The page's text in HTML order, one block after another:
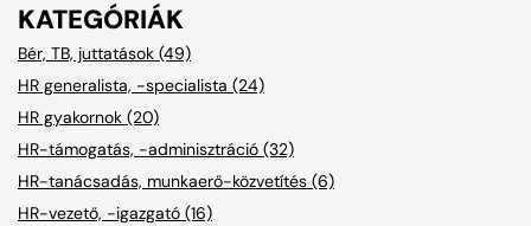
KATEGÓRIÁK
Bér, TB, juttatások (49)
HR generalista, -specialista (24)
HR gyakornok (20)
HR-támogatás, -adminisztráció (32)
HR-tanácsadás, munkaerő-közvetítés (6)
HR-vezető, -igazgató (16)